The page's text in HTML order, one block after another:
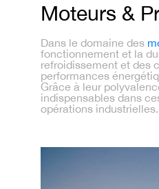
Moteurs &
Dans le domaine des
fonctionnement et la
refroidissement et des
performances
Grâce à leur
indispensables dans
opérations industrielles.